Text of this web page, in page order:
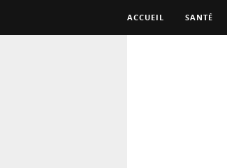
ACCUEIL SANTÉ